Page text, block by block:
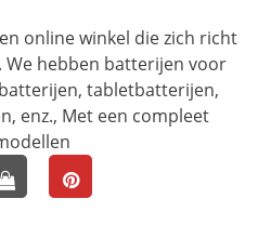
online winkel die zich richt
hebben batterijen voor
tabletbatterijen,
enz., Met een compleet